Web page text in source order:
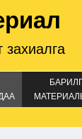
захиалга